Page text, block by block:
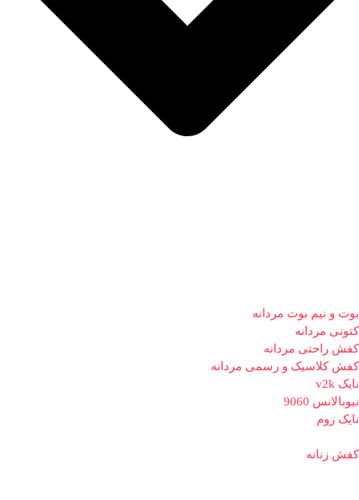
بوت و نیم بوت مردانه
کتونی مردانه
کفش راحتی مردانه
کفش کلاسیک و رسمی مردانه
نایک v2k
نیوبالانس 9060
نایک زوم
کفش زنانه